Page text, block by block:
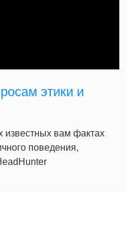
этики и
вам фактах
поведения,